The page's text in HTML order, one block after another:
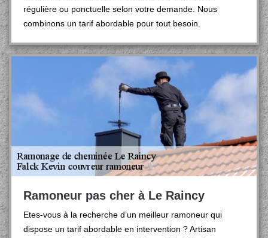
régulière ou ponctuelle selon votre demande. Nous
combinons un tarif abordable pour tout besoin.
Ramoneur pas cher à Le Raincy
Etes-vous à la recherche d’un meilleur ramoneur qui
dispose un tarif abordable en intervention ? Artisan